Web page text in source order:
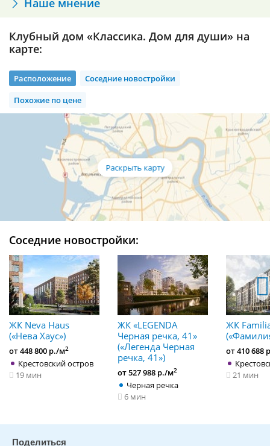
Наше мнение
Клубный дом «Классика. Дом для души» на
карте:
Расположение
Соседние новостройки
Похожие по цене
Соседние новостройки:
ЖК Neva Haus
(«Нева Хаус»)
от 448 800 р./м2
Крестовский остров
19 мин
ЖК «LEGENDA
Черная речка, 41»
(«Легенда Черная
речка, 41»)
от 527 988 р./м2
Черная речка
6 мин
ЖК
от 410 688
21 мин